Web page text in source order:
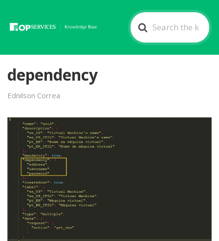
Search
For
dependency
Ednilson Correa